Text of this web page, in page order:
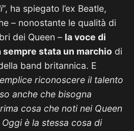
”, ha spiegato l’ex Beatle,
– nonostante le qualità di
dei Queen – la voce di
stata un marchio di
band britannica. E
riconoscere il talento
anche che bisogna
cosa che noti nei Queen
è la stessa cosa di